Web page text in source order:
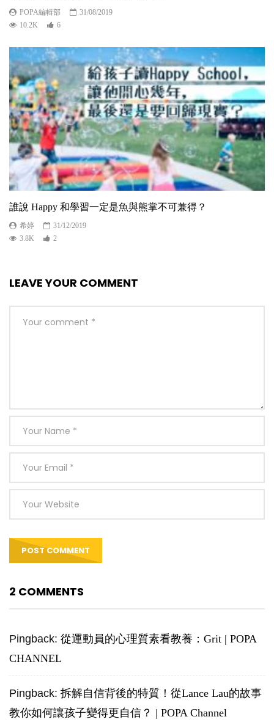
POPA編輯部
31/08/2019
10.2K
6
誰說 Happy 和學習一定是魚與熊掌不可兼得？
希婷
31/12/2019
3.8K
2
LEAVE YOUR COMMENT
2 COMMENTS
Pingback: 從運動員的心理質素看教養：Grit | POPA
CHANNEL
Pingback: 拆解自信背後的特質！從Lance Lau的故事
教你如何讓孩子變得更自信？ | POPA Channel